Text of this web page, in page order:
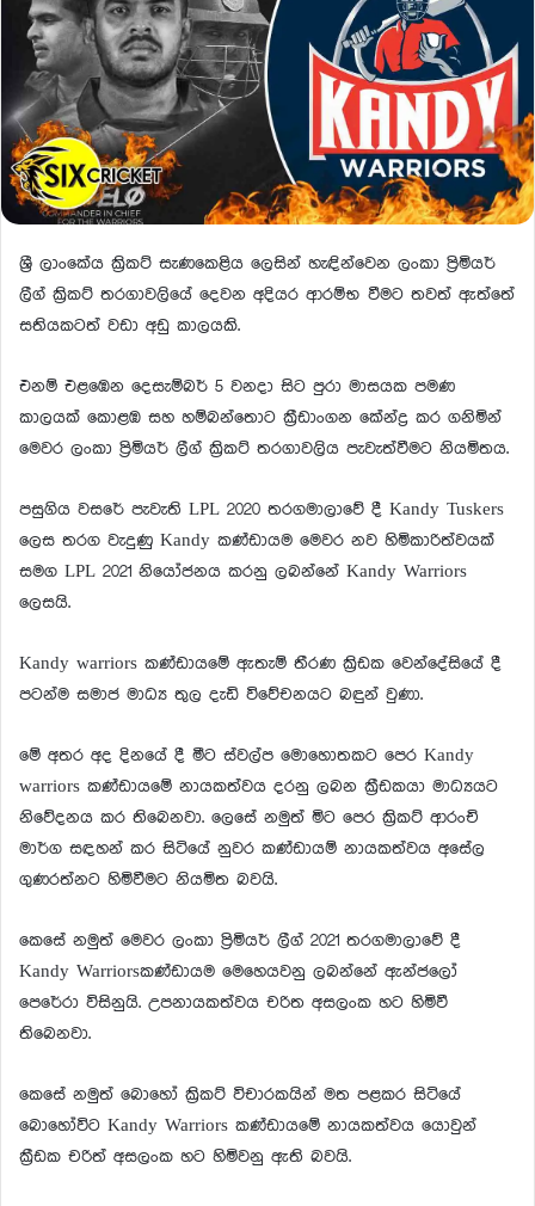
ශ්‍රී ලාංකේය ක්‍රිකට් සැණකෙළිය ලෙසින් හැඳින්වෙන ලංකා ප්‍රිමියර්
ලීග් ක්‍රිකට් තරගාවලියේ දෙවන අදියර ආරම්භ වීමට තවත් ඇත්තේ
සතියකටත් වඩා අඩු කාලයකි.
එනම් එළඹෙන දෙසැම්බර් 5 වනදා සිට පුරා මාසයක පමණ
කාලයක් කොළඹ සහ හම්බන්තොට ක්‍රීඩාංගන කේන්ද්‍ර කර ගනිමින්
මෙවර ලංකා ප්‍රිමියර් ලීග් ක්‍රිකට් තරගාවලිය පැවැත්වීමට නියමිතය.
පසුගිය වසරේ පැවැති LPL 2020 තරගමාලාවේ දී Kandy Tuskers
ලෙස තරග වැදුණු Kandy කණ්ඩායම මෙවර නව හිමිකාරිත්වයක්
සමග LPL 2021 නියෝජනය කරනු ලබන්නේ Kandy Warriors
ලෙසයි.
Kandy warriors කණ්ඩායමේ ඇතැම් තීරණ ක්‍රිඩක වෙන්දේසියේ දී
පටන්ම සමාජ මාධ්‍ය තුල දැඩි විවේචනයට බඳුන් වුණා.
මේ අතර අද දිනයේ දී මීට ස්වල්ප මොහොතකට පෙර Kandy
warriors කණ්ඩායමේ නායකත්වය දරනු ලබන ක්‍රීඩකයා මාධ්‍යයට
නිවේදනය කර තිබෙනවා. ලෙසේ නමුත් මිට පෙර ක්‍රිකට් ආරංචි
මාර්ග සඳහන් කර සිටියේ නුවර කණ්ඩායම් නායකත්වය අසේල
ගුණරත්නට හිමිවීමට නියමිත බවයි.
කෙසේ නමුත් මෙවර ලංකා ප්‍රිමියර් ලීග් 2021 තරගමාලාවේ දී
Kandy Warriorsකණ්ඩායම මෙහෙයවනු ලබන්නේ ඇන්ජලෝ
පෙරේරා විසිනුයි. උපනායකත්වය චරිත අසලංක හට හිමිවී
තිබෙනවා.
කෙසේ නමුත් බොහෝ ක්‍රිකට් විචාරකයින් මත පළකර සිටියේ
බොහෝවිට Kandy Warriors කණ්ඩායමේ නායකත්වය යොවුන්
ක්‍රීඩක චරිත් අසලංක හට හිමිවනු ඇති බවයි.